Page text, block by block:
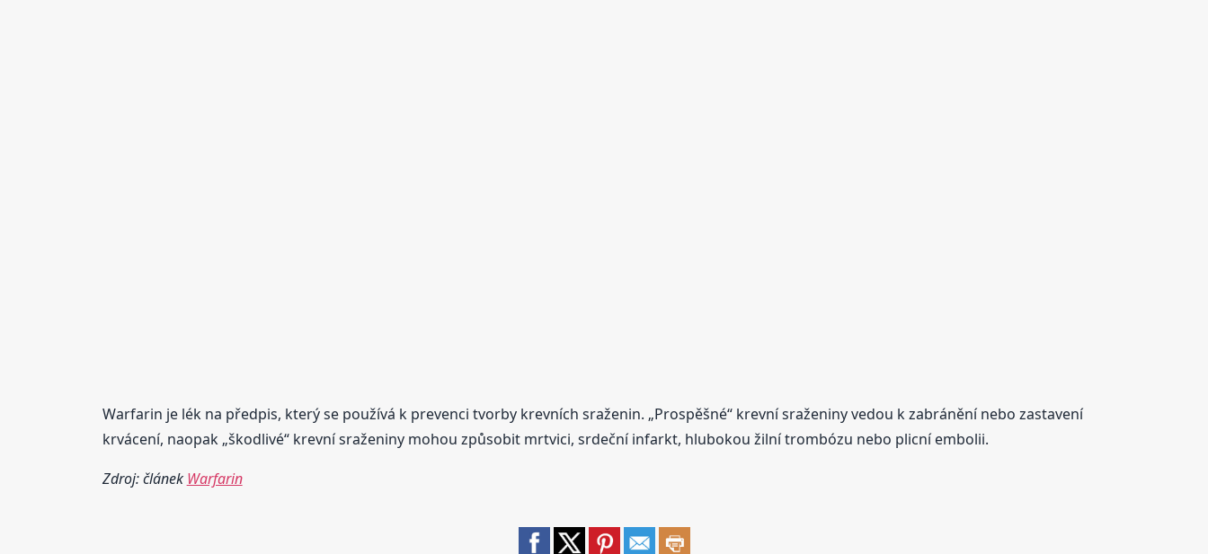
Warfarin je lék na předpis, který se používá k prevenci tvorby krevních sraženin. „Prospěšné“ krevní sraženiny vedou k zabránění nebo zastavení
krvácení, naopak „škodlivé“ krevní sraženiny mohou způsobit mrtvici, srdeční infarkt, hlubokou žilní trombózu nebo plicní embolii.
Zdroj: článek Warfarin